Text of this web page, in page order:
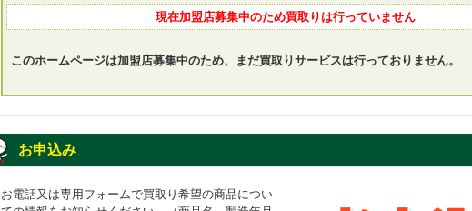
現在加盟店募集中のため買取りは行っていません
このホームページは加盟店募集中のため、まだ買取りサービスは行っておりません。
お申込み
お電話又は専用フォームで買取り希望の商品につい